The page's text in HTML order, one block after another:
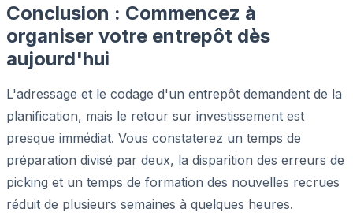
Conclusion : Commencez à
organiser votre entrepôt dès
aujourd'hui
L'adressage et le codage d'un entrepôt demandent de la
planification, mais le retour sur investissement est
presque immédiat. Vous constaterez un temps de
préparation divisé par deux, la disparition des erreurs de
picking et un temps de formation des nouvelles recrues
réduit de plusieurs semaines à quelques heures.